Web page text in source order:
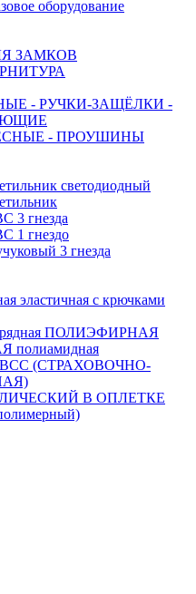
оборудование
ЗАМКОВ
- РУЧКИ-ЗАЩЁЛКИ -
- ПРОУШИНЫ
светодиодный
3 гнезда
1 гнездо
3 гнезда
эластичная с крючками
ПОЛИЭФИРНАЯ
полиамидная
ВСС (СТРАХОВОЧНО-
В ОПЛЕТКЕ